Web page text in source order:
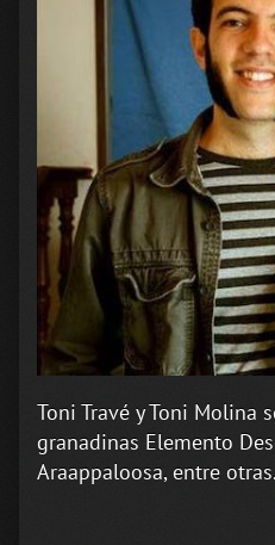
Toni Travé y Toni Molina
granadinas Elemento
Araappaloosa, entre otras.